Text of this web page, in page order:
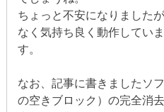
ちょっと不安になりました
なく気持ち良く動作してい
す。
なお、記事に書きましたソ
の空きブロック）の完全消